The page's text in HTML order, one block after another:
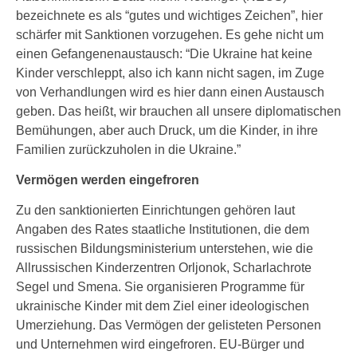
bezeichnete es als “gutes und wichtiges Zeichen”, hier
schärfer mit Sanktionen vorzugehen. Es gehe nicht um
einen Gefangenenaustausch: “Die Ukraine hat keine
Kinder verschleppt, also ich kann nicht sagen, im Zuge
von Verhandlungen wird es hier dann einen Austausch
geben. Das heißt, wir brauchen all unsere diplomatischen
Bemühungen, aber auch Druck, um die Kinder, in ihre
Familien zurückzuholen in die Ukraine.”
Vermögen werden eingefroren
Zu den sanktionierten Einrichtungen gehören laut
Angaben des Rates staatliche Institutionen, die dem
russischen Bildungsministerium unterstehen, wie die
Allrussischen Kinderzentren Orljonok, Scharlachrote
Segel und Smena. Sie organisieren Programme für
ukrainische Kinder mit dem Ziel einer ideologischen
Umerziehung. Das Vermögen der gelisteten Personen
und Unternehmen wird eingefroren. EU-Bürger und